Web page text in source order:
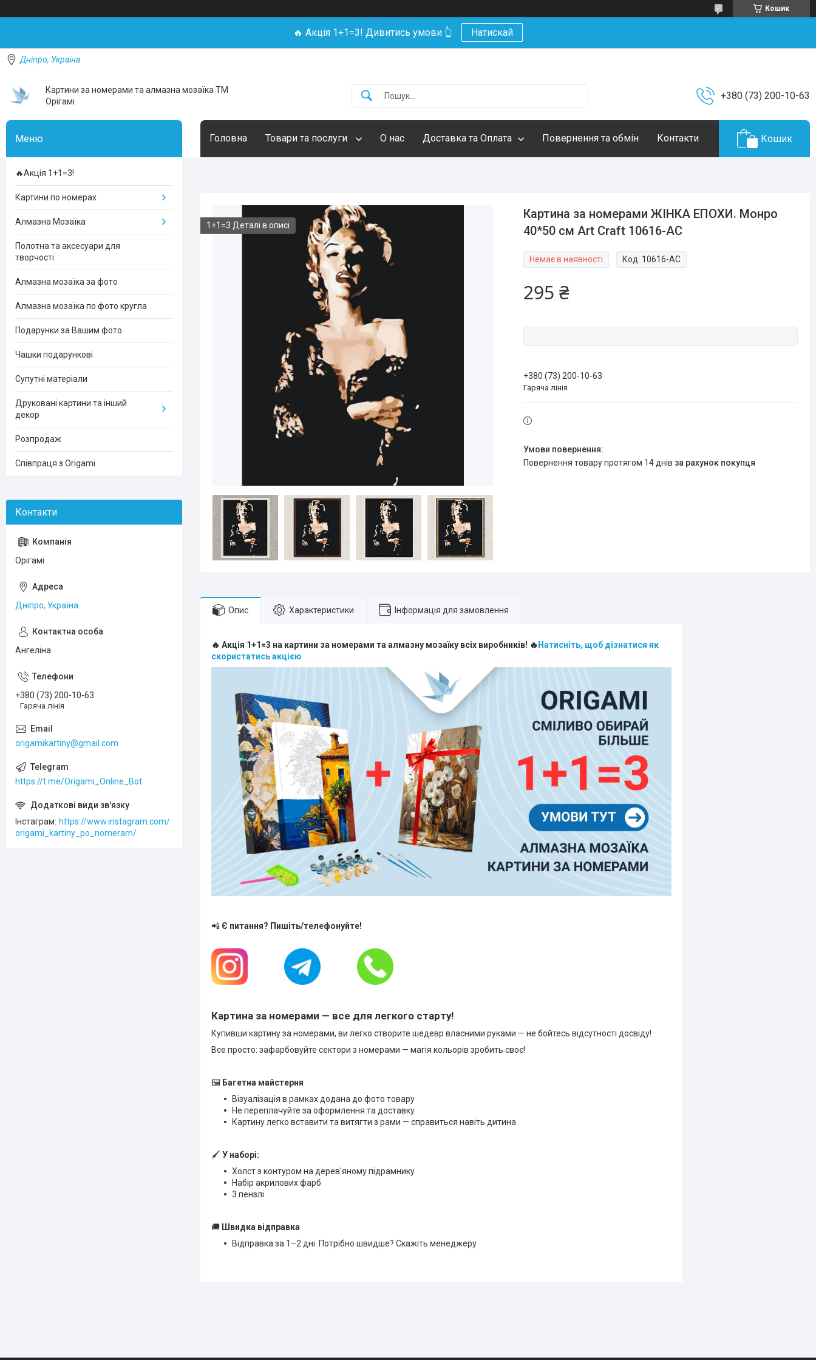
Кошик
🔥 Акція 1+1=3! Дивитись умови 👆 Натискай
Дніпро, Україна
Картини за номерами та алмазна мозаїка ТМ
Орігамі
+380 (73) 200-10-63
Головна Товари та послуги О нас Доставка та Оплата Повернення та обмін Контакти Кошик
1+1=3 Деталі в описі
Картина за номерами ЖІНКА ЕПОХИ. Монро
40*50 см Art Craft 10616-AC
Немає в наявності Код: 10616-AC
295 ₴
+380 (73) 200-10-63
Гаряча лінія
повернення товару протягом 14 днів за рахунок покупця
Опис Характеристики Інформація для замовлення
🔥 Акція 1+1=3 на картини за номерами та алмазну мозаїку всіх виробників! 🔥 Натисніть, щоб дізнатися як
скористатись акцією
📲 Є питання? Пишіть/телефонуйте!
Картина за номерами — все для легкого старту!
Купивши картину за номерами, ви легко створите шедевр власними руками — не бойтесь відсутності досвіду!
Все просто: зафарбовуйте сектори з номерами — магія кольорів зробить своє!
🖼 Багетна майстерня
Візуалізація в рамках додана до фото товару
Не переплачуйте за оформлення та доставку
Картину легко вставити та витягти з рами — справиться навіть дитина
🖌 У наборі:
Холст з контуром на дерев'яному підрамнику
Набір акрилових фарб
3 пензлі
🚚 Швидка відправка
Відправка за 1–2 дні. Потрібно швидше? Скажіть менеджеру
🔥Акція 1+1=3!
Картини по номерах
Алмазна Мозаїка
Полотна та аксесуари для
творчості
Алмазна мозаїка за фото
Алмазна мозаїка по фото кругла
Подарунки за Вашим фото
Чашки подарункові
Супутні матеріали
Друковані картини та інший
декор
Розпродаж
Співпраця з Origami
Орігамі
Дніпро, Україна
Ангеліна
+380 (73) 200-10-63
Гаряча лінія
origamikartiny@gmail.com
https://t.me/Origami_Online_Bot
Інстаграм
https://www.instagram.com/
origami_kartiny_po_nomeram/